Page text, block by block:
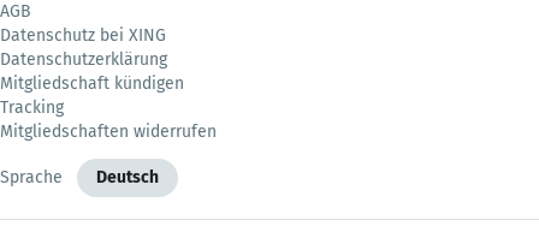
AGB
Datenschutz bei XING
Datenschutzerklärung
Mitgliedschaft kündigen
Tracking
Mitgliedschaften widerrufen
Sprache Deutsch